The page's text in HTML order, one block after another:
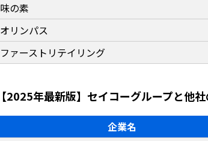
味の素
オリンパス
ファーストリテイリング
【2025年最新版】セイコーグループと他
企業名